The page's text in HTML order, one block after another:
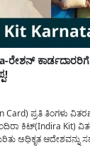
ರೇಶನ್
Card) ಪ್ರತಿ ತಿಂಗಳು
ಕಿಟ್(Indira Kit)
ಅಧಿಕೃತ ಆದೇಶವನ್ನು